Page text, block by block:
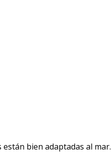
bien adaptadas al mar.